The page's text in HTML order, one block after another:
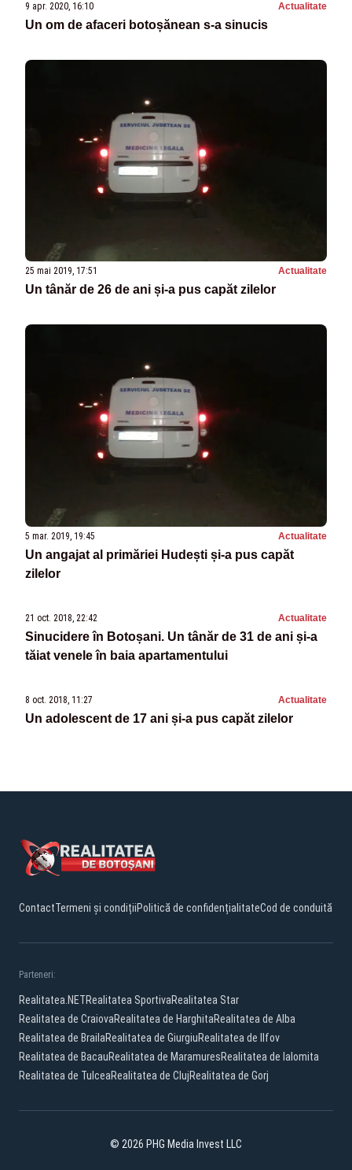
9 apr. 2020, 16:10 Actualitate
Un om de afaceri botoșănean s-a sinucis
25 mai 2019, 17:51 Actualitate
Un tânăr de 26 de ani și-a pus capăt zilelor
5 mar. 2019, 19:45 Actualitate
Un angajat al primăriei Hudești și-a pus capăt
zilelor
21 oct. 2018, 22:42 Actualitate
Sinucidere în Botoșani. Un tânăr de 31 de ani și-a
tăiat venele în baia apartamentului
8 oct. 2018, 11:27 Actualitate
Un adolescent de 17 ani și-a pus capăt zilelor
ContactTermeni și condițiiPolitică de confidențialitateCod de conduită
Parteneri:
Realitatea.NETRealitatea SportivaRealitatea Star
Realitatea de CraiovaRealitatea de HarghitaRealitatea de Alba
Realitatea de BrailaRealitatea de GiurgiuRealitatea de Ilfov
Realitatea de BacauRealitatea de MaramuresRealitatea de Ialomita
Realitatea de TulceaRealitatea de ClujRealitatea de Gorj
© 2026 PHG Media Invest LLC